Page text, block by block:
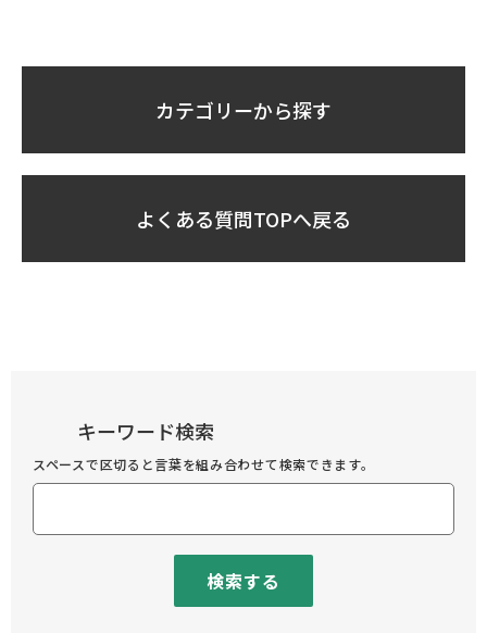
カテゴリーから探す
よくある質問TOPへ戻る
キーワード検索
スペースで区切ると言葉を組み合わせて検索できます。
検索する